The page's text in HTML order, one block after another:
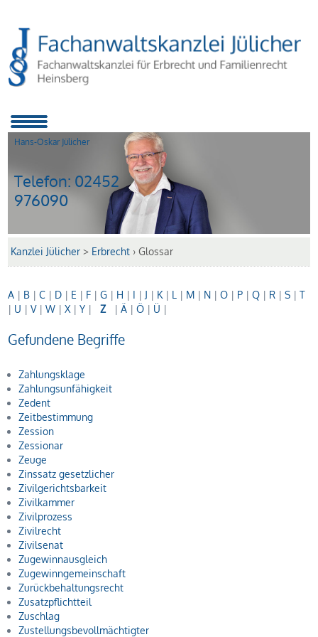
Hans-Oskar Jülicher
Telefon: 02452
976090
Kanzlei Jülicher > Erbrecht ›Glossar
A | B |C | D | E | F |G | H | I | J | K | L | M | N |O | P |Q | R |S |T
| U |V|W |X |Y | Z |Ä |Ö | Ü |
Gefundene Begriffe
Zahlungsklage
Zahlungsunfähigkeit
Zedent
Zeitbestimmung
Zession
Zessionar
Zeuge
Zinssatz gesetzlicher
Zivilgerichtsbarkeit
Zivilkammer
Zivilprozess
Zivilrecht
Zivilsenat
Zugewinnausgleich
Zugewinngemeinschaft
Zurückbehaltungsrecht
Zusatzpflichtteil
Zuschlag
Zustellungsbevollmächtigter